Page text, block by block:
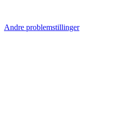
Andre problemstillinger